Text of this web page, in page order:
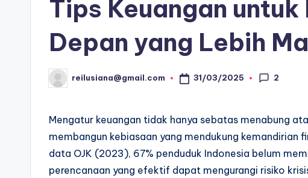
Tips Keuangan
Depan yang Lebih
Posted
by
reilusiana@gmail.com 31/03/2025 2
Mengatur keuangan tidak hanya sebatas menabung
membangun kebiasaan yang mendukung kemandirian
data OJK (2023), 67% penduduk Indonesia belum
perencanaan yang efektif dapat mengurangi risiko